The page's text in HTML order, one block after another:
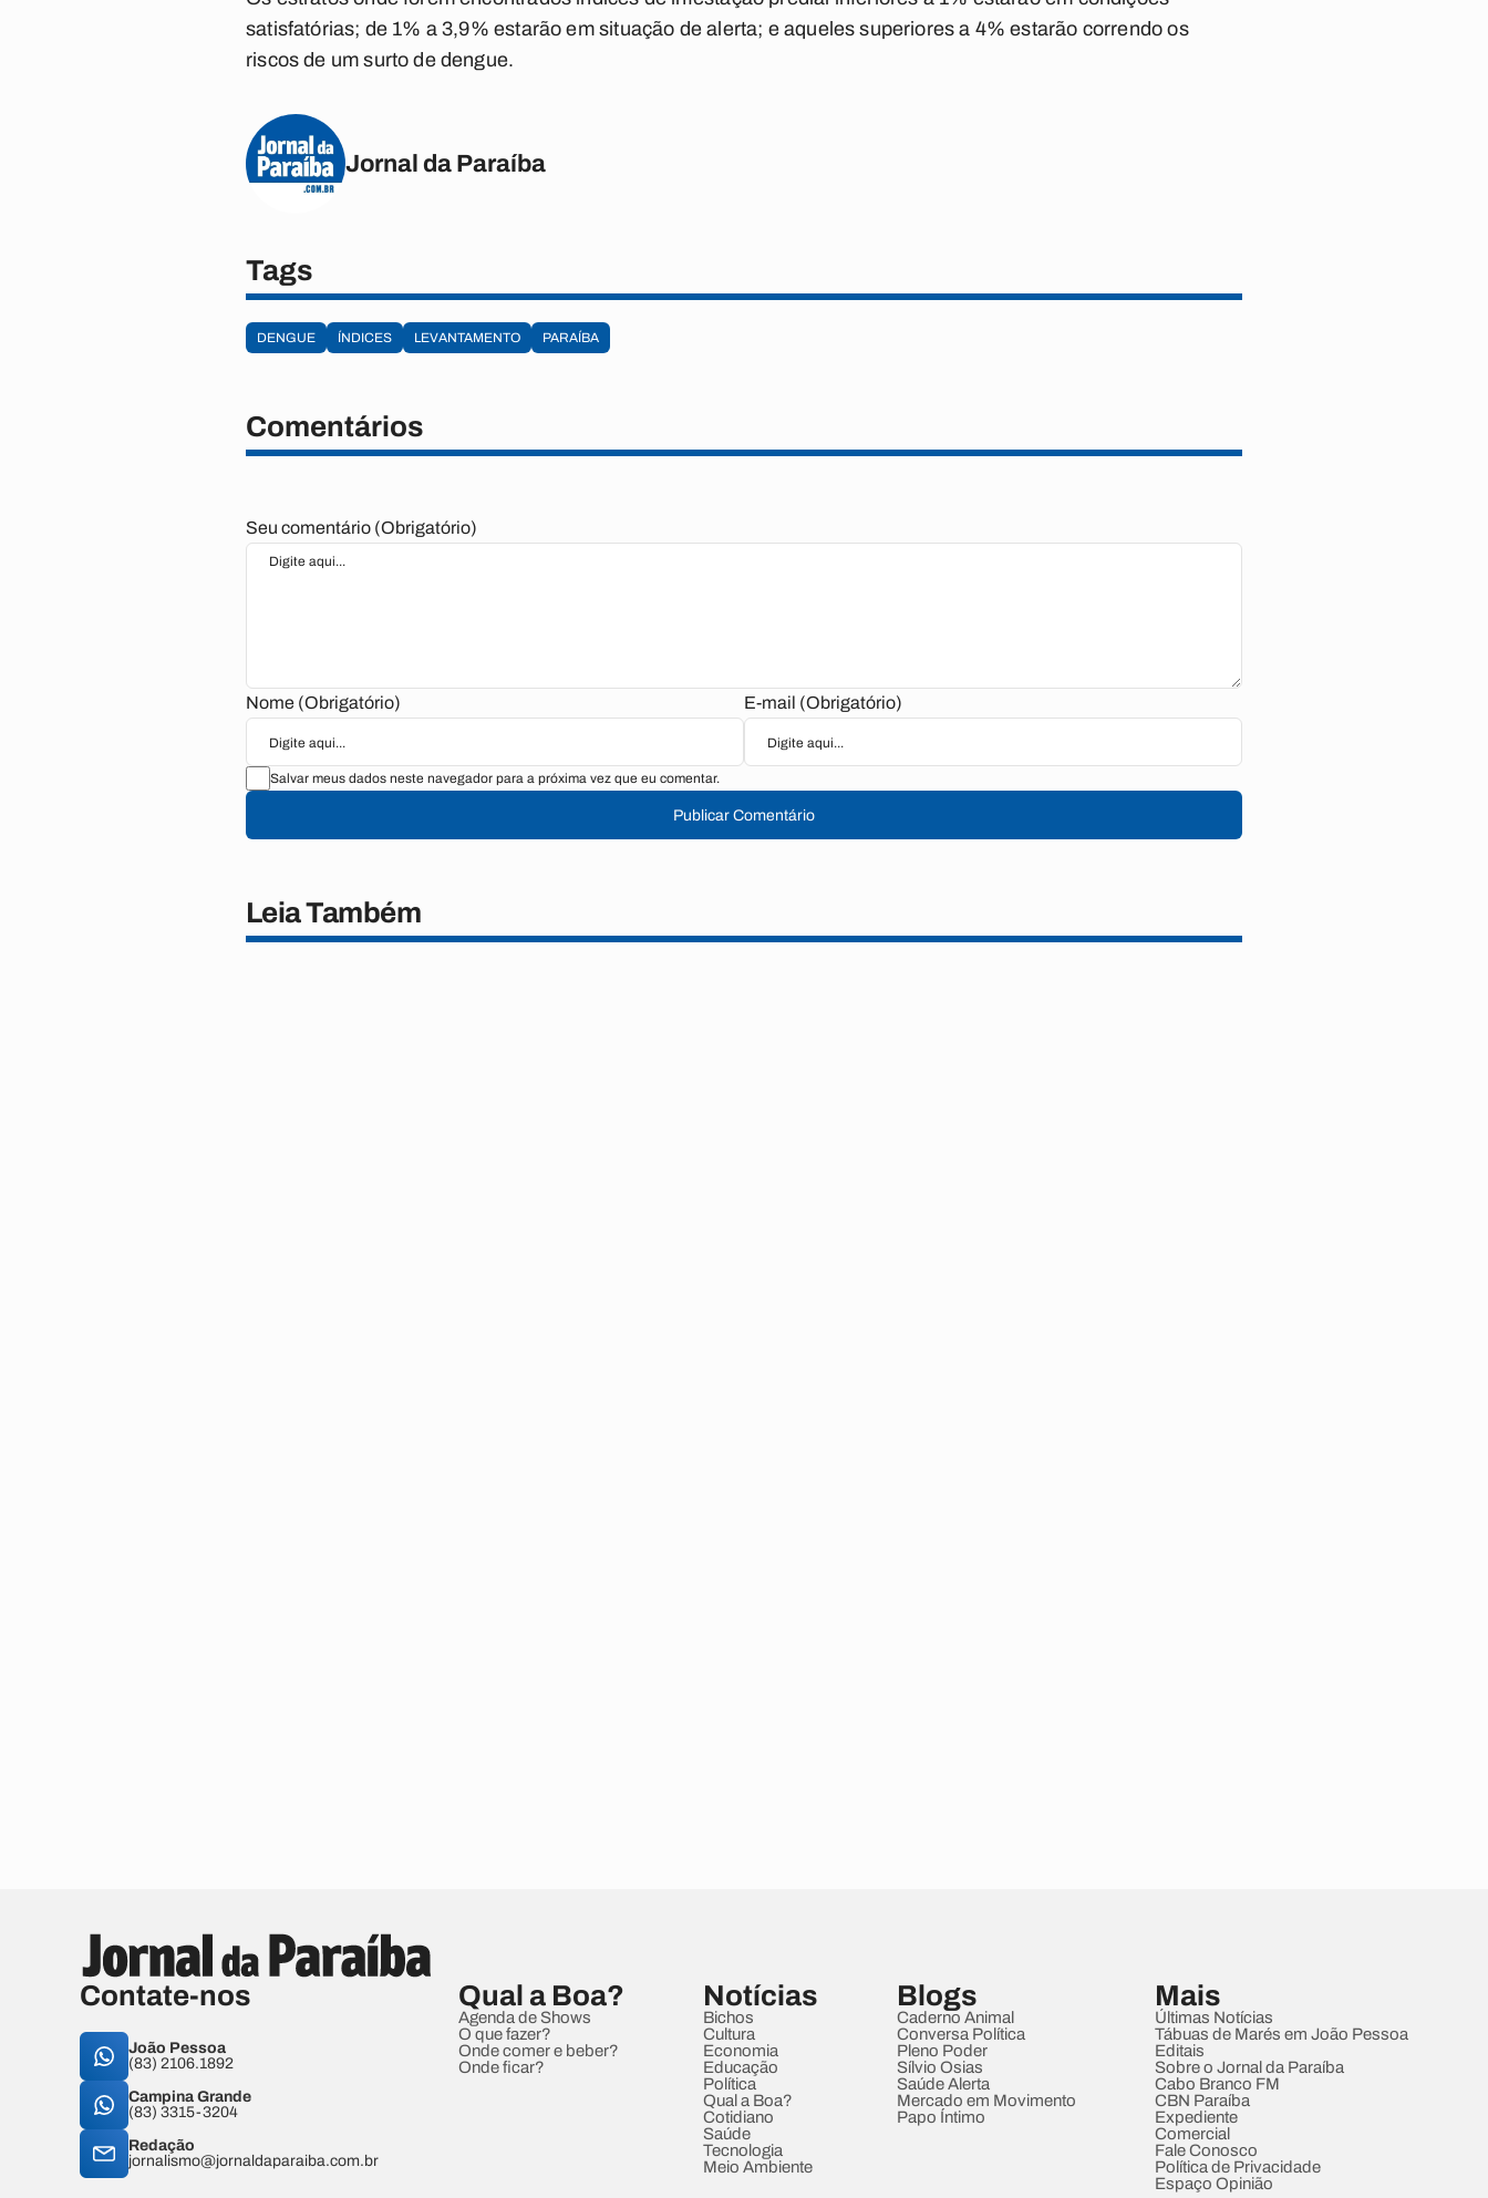
satisfatórias; de 1% a 3,9% estarão em situação de alerta; e aqueles superiores a 4% estarão correndo os
riscos de um surto de dengue.
Jornal da Paraíba
Tags
DENGUE ÍNDICES LEVANTAMENTO PARAÍBA
Comentários
Seu comentário (Obrigatório)
Nome (Obrigatório) E-mail (Obrigatório)
Salvar meus dados neste navegador para a próxima vez que eu comentar.
Publicar Comentário
Leia Também
Contate-nos
João Pessoa
(83) 2106.1892
Campina Grande
(83) 3315-3204
Redação
jornalismo@jornaldaparaiba.com.br
Qual a Boa?
Agenda de Shows
O que fazer?
Onde comer e beber?
Onde ficar?
Notícias
Bichos
Cultura
Economia
Educação
Política
Qual a Boa?
Cotidiano
Saúde
Tecnologia
Meio Ambiente
Blogs
Caderno Animal
Conversa Política
Pleno Poder
Sílvio Osias
Saúde Alerta
Mercado em Movimento
Papo Íntimo
Mais
Últimas Notícias
Tábuas de Marés em João Pessoa
Editais
Sobre o Jornal da Paraíba
Cabo Branco FM
CBN Paraíba
Expediente
Comercial
Fale Conosco
Política de Privacidade
Espaço Opinião